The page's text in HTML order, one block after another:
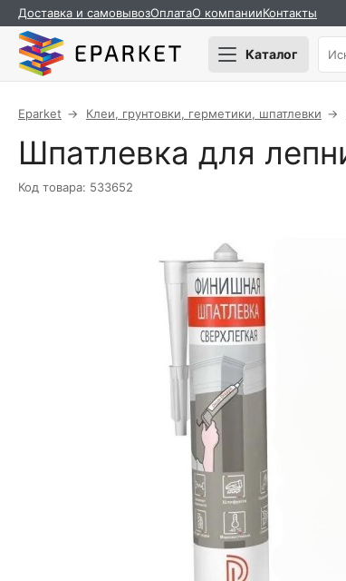
Доставка и самовывозОплатаО компанииКонтакты
Каталог
Eparket Клеи, грунтовки, герметики, шпатлевки
Шпатлевка для
Код товара: 533652